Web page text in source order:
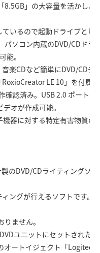
8.5GB」の大容量を活かし
いるので起動ドライブとし
パソコン内蔵のDVD/CDドラ
能。
楽CDなど簡単にDVD/CDデ
LE 10」を付属。
確認済み。USB 2.0 ポート
オが作成可能。
器に対する特定有害物質の
のDVD/CDライティングソ
ングが行えるソフトです。
ません。
ユニットにセットされた
オートイジェクト「Logitec